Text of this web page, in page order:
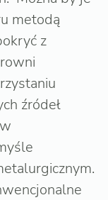
metodą
z
źródeł